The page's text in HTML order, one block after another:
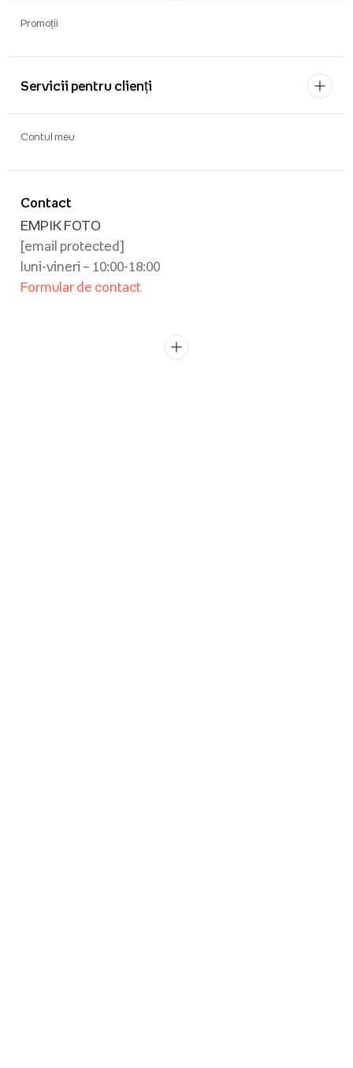
Promoții
Servicii pentru clienți
Contact
EMPIK FOTO
[email protected]
luni-vineri – 10:00-18:00
Formular de contact
Contul meu